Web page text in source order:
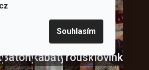
Souhlasím
Batohy
Bundy
a
kabátyBrouskyNovinky